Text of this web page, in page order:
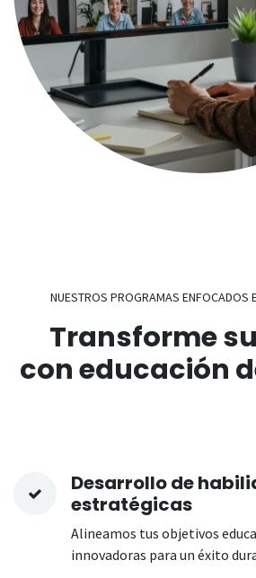
NUESTROS PROGRAMAS ENFOCADOS
Transforme
con educación
Desarrollo de
estratégicas
Alineamos tus objetivos
innovadoras para un éxito